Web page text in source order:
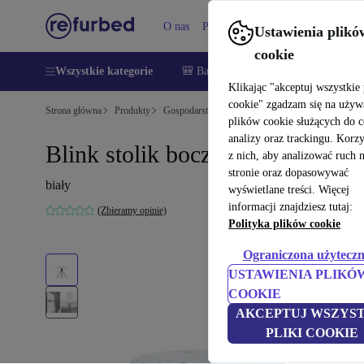
Ustawienia
cookie
Klikając "akceptuj
cookie" zgadzam się na
plików cookie służących do
analizy oraz trackingu.
z nich, aby analizować ruch
stronie oraz dopasowywać
wyświetlane treści. Więcej
informacji znajdziesz tutaj:
Polityka plików cookie
Ograniczona
USTAWIENIA
COOKIE
AKCEPTUJ
PLIKI COOKIE
O nas Pomoc
Wszystkie kategorie 🎒 Back to school
Strona główna Produkty Gospodarstwo domowe Meble
Blink stolik boczny Ø60cm
biały
(Zbieramy opinie)